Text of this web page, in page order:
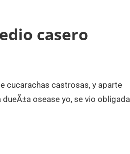
casero
cucarachas castrosas, y aparte
osease yo, se vio obligada